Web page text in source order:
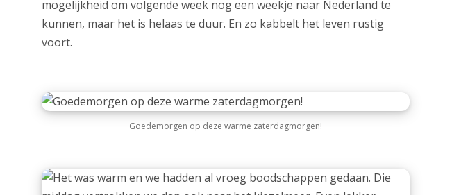
mogelijkheid om volgende week nog een weekje naar Nederland te
kunnen, maar het is helaas te duur. En zo kabbelt het leven rustig
voort.
Goedemorgen op deze warme zaterdagmorgen!